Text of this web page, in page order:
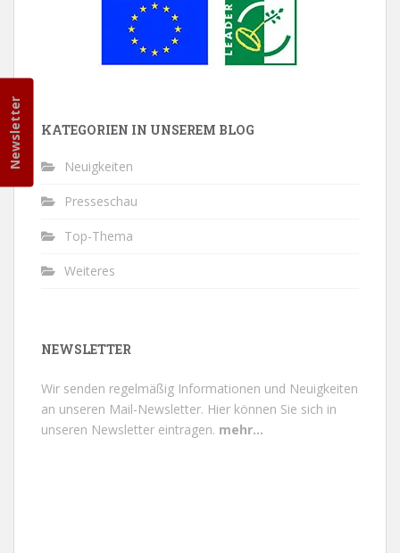
KATEGORIEN IN UNSEREM BLOG
Neuigkeiten
Presseschau
Top-Thema
Weiteres
NEWSLETTER
Newsletter
Wir senden regelmäßig Informationen und Neuigkeiten
an unseren Mail-Newsletter. Hier können Sie sich in
unseren Newsletter eintragen. mehr...